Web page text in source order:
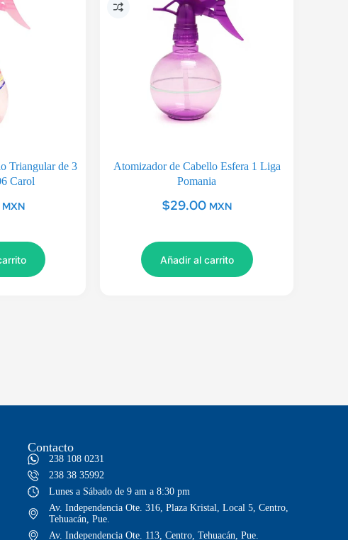
Triangular de 3
Carol
MXN
Atomizador de Cabello Esfera 1 Liga
Pomania
$29.00 MXN
Añadir al carrito
Contacto
238 108 0231
238 38 35992
Lunes a Sábado de 9 am a 8:30 pm
Av. Independencia Ote. 316, Plaza Kristal, Local 5, Centro,
Tehuacán, Pue.
Av. Independencia Ote. 113, Centro, Tehuacán, Pue.